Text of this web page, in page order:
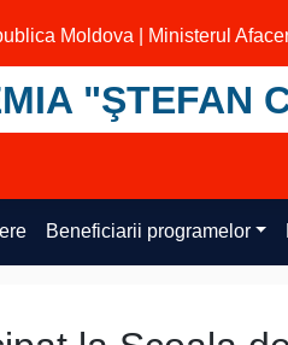
Moldova | Ministerul
"ŞTEFAN
Beneficiarii programelor